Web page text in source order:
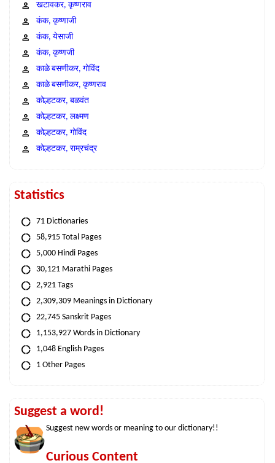
खटावकर, कृष्णराव
कंक, कृष्णाजी
कंक, येसाजी
कंक, कृष्णजी
काळे बसणीकर, गोविंद
काळे बसणीकर, कृष्णराव
कोल्हटकर, बळवंत
कोल्हटकर, लक्ष्मण
कोल्हटकर, गोविंद
कोल्हटकर, राम्रचंद्र
Statistics
71 Dictionaries
58,915 Total Pages
5,000 Hindi Pages
30,121 Marathi Pages
2,921 Tags
2,309,309 Meanings in Dictionary
22,745 Sanskrit Pages
1,153,927 Words in Dictionary
1,048 English Pages
1 Other Pages
Suggest a word!
Suggest new words or meaning to our dictionary!!
Curious Content